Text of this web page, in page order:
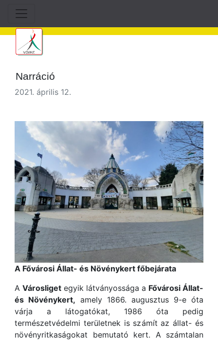
Narráció
2021. április 12.
A Fővárosi Állat- és Növénykert főbejárata
A Városliget egyik látványossága a Fővárosi Állat-
és Növénykert, amely 1866. augusztus 9-e óta
várja a látogatókat, 1986 óta pedig
természetvédelmi területnek is számít az állat- és
növényritkaságokat bemutató kert. A számtalan